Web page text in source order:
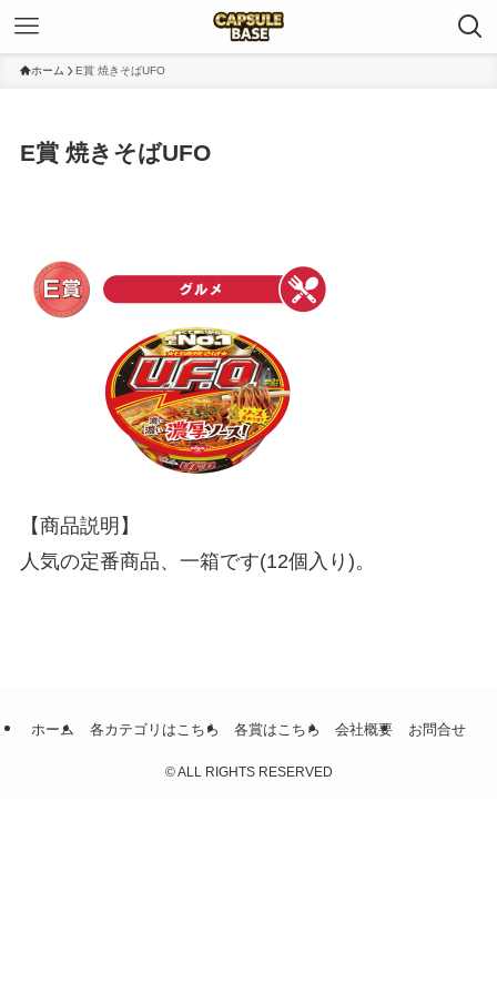
ホーム E賞 焼きそばUFO
E賞 焼きそばUFO
【商品説明】
人気の定番商品、一箱です(12個入り)。
ホーム 各カテゴリはこちら 各賞はこちら 会社概要 お問合せ
©ALL RIGHTS RESERVED